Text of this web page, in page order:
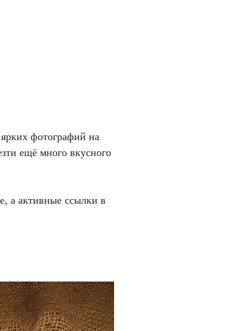
фотографий на
ещё много вкусного
а активные ссылки в